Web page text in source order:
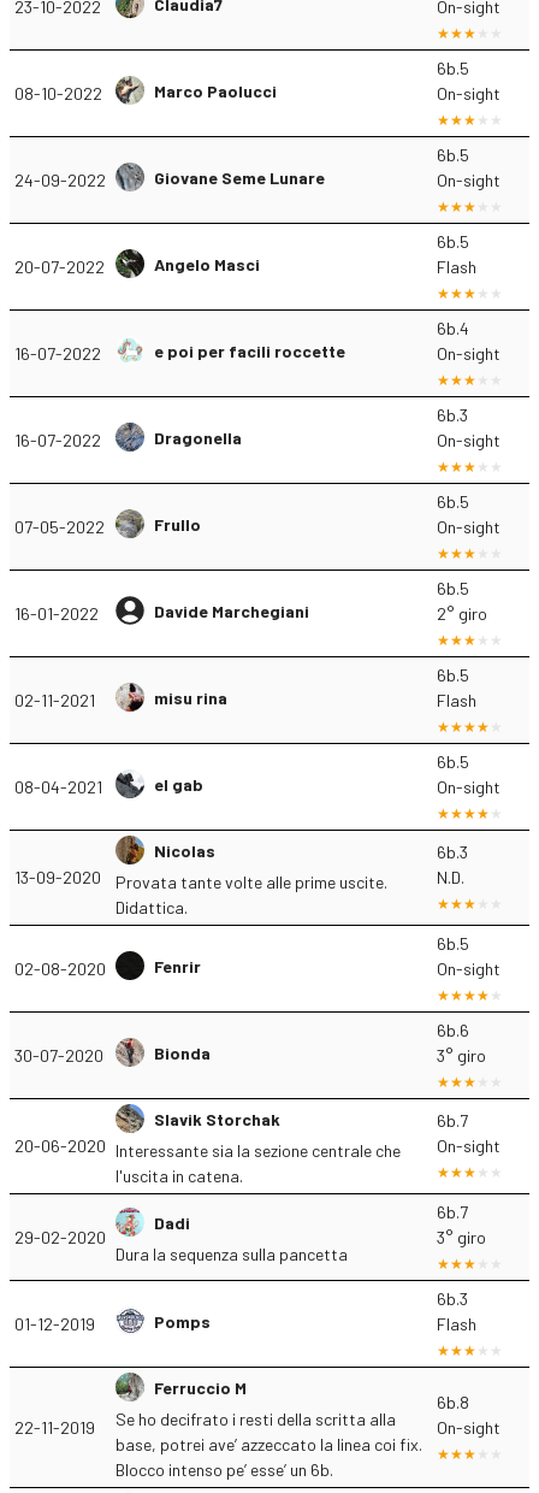
23-10-2022
On-sight
08-10-2022 Marco Paolucci
6b.5
On-sight
24-09-2022 Giovane Seme Lunare
6b.5
On-sight
20-07-2022 Angelo Masci
6b.5
Flash
16-07-2022 e poi per facili roccette
6b.4
On-sight
16-07-2022 Dragonella
6b.3
On-sight
07-05-2022 Frullo
6b.5
On-sight
16-01-2022 Davide Marchegiani
6b.5
2° giro
02-11-2021 misu rina
6b.5
Flash
08-04-2021 el gab
6b.5
On-sight
13-09-2020
Nicolas
Provata tante volte alle prime uscite.
Didattica.
6b.3
N.D.
02-08-2020 Fenrir
6b.5
On-sight
30-07-2020 Bionda
6b.6
3° giro
20-06-2020
Slavik Storchak
Interessante sia la sezione centrale che
l'uscita in catena.
6b.7
On-sight
29-02-2020
Dadi
Dura la sequenza sulla pancetta
6b.7
3° giro
01-12-2019 Pomps
6b.3
Flash
22-11-2019
Ferruccio M
Se ho decifrato i resti della scritta alla
base, potrei ave’ azzeccato la linea coi fix.
Blocco intenso pe’ esse’ un 6b.
6b.8
On-sight